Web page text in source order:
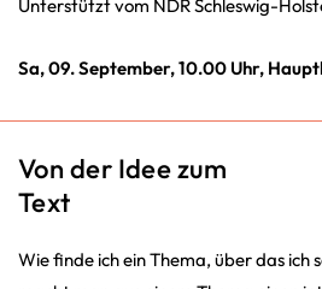
Unterstützt vom NDR Schleswig-
Sa, 09. September, 10.00 Uhr,
Von der Idee zum
Text
Wie finde ich ein Thema, über das ich